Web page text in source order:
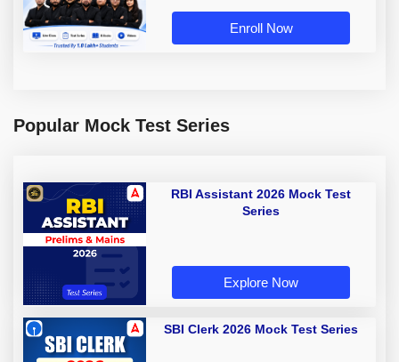
Enroll Now
Popular Mock Test Series
RBI Assistant 2026 Mock Test
Series
Explore Now
SBI Clerk 2026 Mock Test Series